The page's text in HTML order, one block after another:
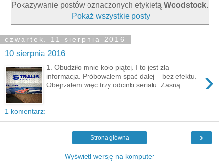
Pokazywanie postów oznaczonych etykietą Woodstock.
Pokaż wszystkie posty
czwartek, 11 sierpnia 2016
10 sierpnia 2016
›
1. Obudziło mnie koło piątej. I to jest zła
informacja. Próbowałem spać dalej – bez efektu.
Obejrzałem więc trzy odcinki serialu. Zasną...
1 komentarz:
›
Strona główna
Wyświetl wersję na komputer